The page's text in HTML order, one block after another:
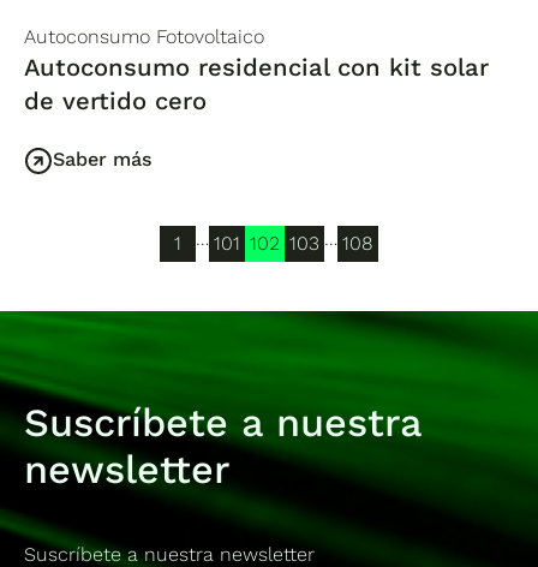
Autoconsumo Fotovoltaico
Autoconsumo residencial con kit solar
de vertido cero
Saber más
1 … 101 102 103 … 108
Suscríbete a nuestra
newsletter
Suscríbete a nuestra newsletter